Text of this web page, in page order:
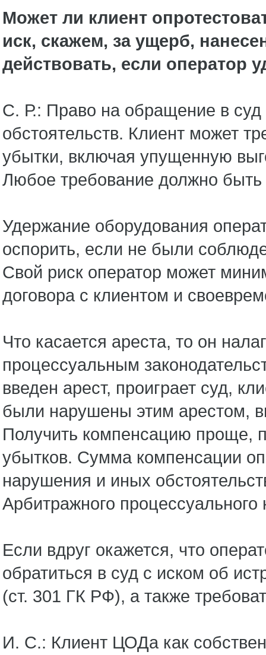
Может ли клиент
иск, скажем, за ущерб,
действовать, если оператор
С. Р.: Право на обращение в суд
обстоятельств. Клиент может
убытки, включая упущенную
Любое требование должно
Удержание оборудования
оспорить, если не были
Свой риск оператор может
договора с клиентом и
Что касается ареста, то он
процессуальным
введен арест, проиграет суд,
были нарушены этим арестом,
Получить компенсацию проще,
убытков. Сумма компенсации
нарушения и иных
Арбитражного
Если вдруг окажется, что
обратиться в суд с иском об
(ст. 301 ГК РФ), а также
И. С.: Клиент ЦОДа как